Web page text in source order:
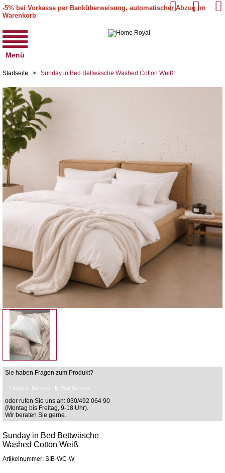
-5% bei Vorkasse per Banküberweisung, automatischer Abzug im
Warenkorb
Menü
Startseite > Sunday in Bed Bettwäsche Washed Cotton Weiß
Sie haben Fragen zum Produkt?
Rückruf-Service / E-Mail-Service
oder rufen Sie uns an: 030/492 064 90
(Montag bis Freitag, 9-18 Uhr).
Wir beraten Sie gerne.
Sunday in Bed Bettwäsche
Washed Cotton Weiß
Artikelnummer: SIB-WC-W